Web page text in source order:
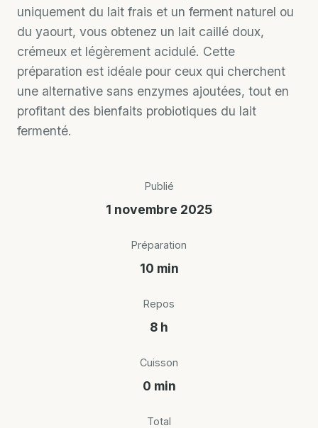
uniquement du lait frais et un ferment naturel ou
du yaourt, vous obtenez un lait caillé doux,
crémeux et légèrement acidulé. Cette
préparation est idéale pour ceux qui cherchent
une alternative sans enzymes ajoutées, tout en
profitant des bienfaits probiotiques du lait
fermenté.
Publié
1 novembre 2025
Préparation
10 min
Repos
8 h
Cuisson
0 min
Total